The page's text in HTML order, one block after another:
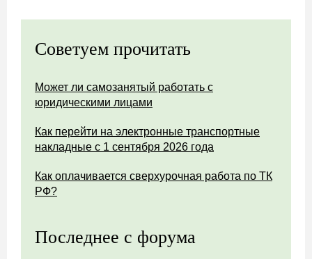
Советуем прочитать
Может ли самозанятый работать с
юридическими лицами
Как перейти на электронные транспортные
накладные с 1 сентября 2026 года
Как оплачивается сверхурочная работа по ТК
РФ?
Последнее с форума